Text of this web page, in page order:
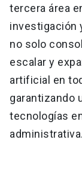
tercera área
investigación
no solo
escalar y
artificial en
garantizando
tecnologías
administrativa.